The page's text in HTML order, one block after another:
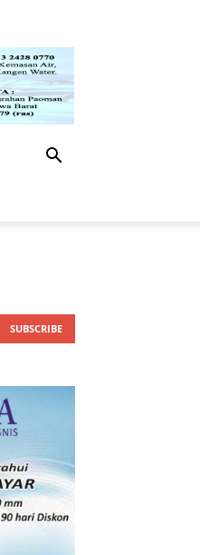
SUBSCRIBE